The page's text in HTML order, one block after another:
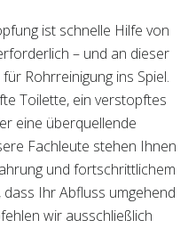
ist schnelle Hilfe von
– und an dieser
Rohrreinigung ins Spiel.
Toilette, ein verstopftes
eine überquellende
Fachleute stehen Ihnen
und fortschrittlichem
Ihr Abfluss umgehend
wir ausschließlich